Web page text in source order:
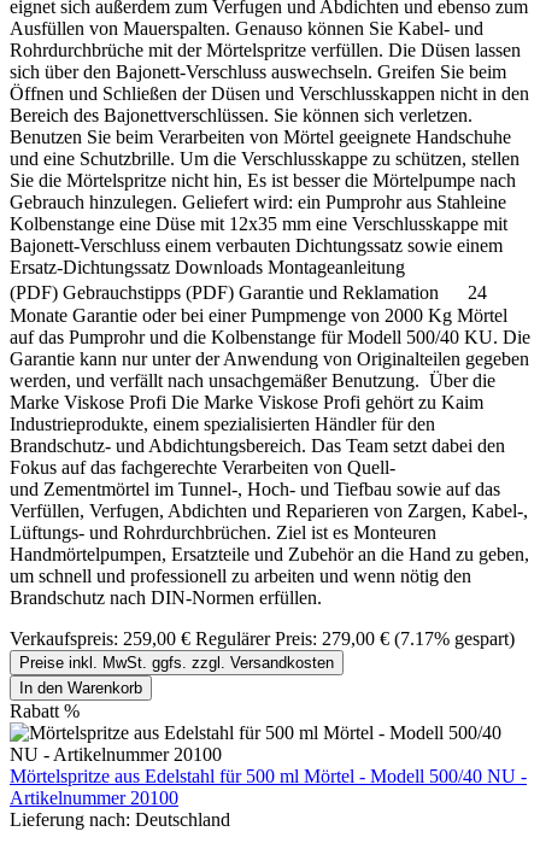
eignet sich außerdem zum Verfugen und Abdichten und ebenso zum
Ausfüllen von Mauerspalten. Genauso können Sie Kabel- und
Rohrdurchbrüche mit der Mörtelspritze verfüllen. Die Düsen lassen
sich über den Bajonett-Verschluss auswechseln. Greifen Sie beim
Öffnen und Schließen der Düsen und Verschlusskappen nicht in den
Bereich des Bajonettverschlüssen. Sie können sich verletzen.
Benutzen Sie beim Verarbeiten von Mörtel geeignete Handschuhe
und eine Schutzbrille. Um die Verschlusskappe zu schützen, stellen
Sie die Mörtelspritze nicht hin, Es ist besser die Mörtelpumpe nach
Gebrauch hinzulegen. Geliefert wird: ein Pumprohr aus Stahleine
Kolbenstange eine Düse mit 12x35 mm eine Verschlusskappe mit
Bajonett-Verschluss einem verbauten Dichtungssatz sowie einem
Ersatz-Dichtungssatz Downloads Montageanleitung
(PDF) Gebrauchstipps (PDF) Garantie und Reklamation 24
Monate Garantie oder bei einer Pumpmenge von 2000 Kg Mörtel
auf das Pumprohr und die Kolbenstange für Modell 500/40 KU. Die
Garantie kann nur unter der Anwendung von Originalteilen gegeben
werden, und verfällt nach unsachgemäßer Benutzung. Über die
Marke Viskose Profi Die Marke Viskose Profi gehört zu Kaim
Industrieprodukte, einem spezialisierten Händler für den
Brandschutz- und Abdichtungsbereich. Das Team setzt dabei den
Fokus auf das fachgerechte Verarbeiten von Quell-
und Zementmörtel im Tunnel-, Hoch- und Tiefbau sowie auf das
Verfüllen, Verfugen, Abdichten und Reparieren von Zargen, Kabel-,
Lüftungs- und Rohrdurchbrüchen. Ziel ist es Monteuren
Handmörtelpumpen, Ersatzteile und Zubehör an die Hand zu geben,
um schnell und professionell zu arbeiten und wenn nötig den
Brandschutz nach DIN-Normen erfüllen.
Verkaufspreis: 259,00 € Regulärer Preis: 279,00 € (7.17% gespart)
Preise inkl. MwSt. ggfs. zzgl. Versandkosten
In den Warenkorb
Rabatt %
Mörtelspritze aus Edelstahl für 500 ml Mörtel - Modell 500/40 NU -
Artikelnummer 20100
Lieferung nach: Deutschland